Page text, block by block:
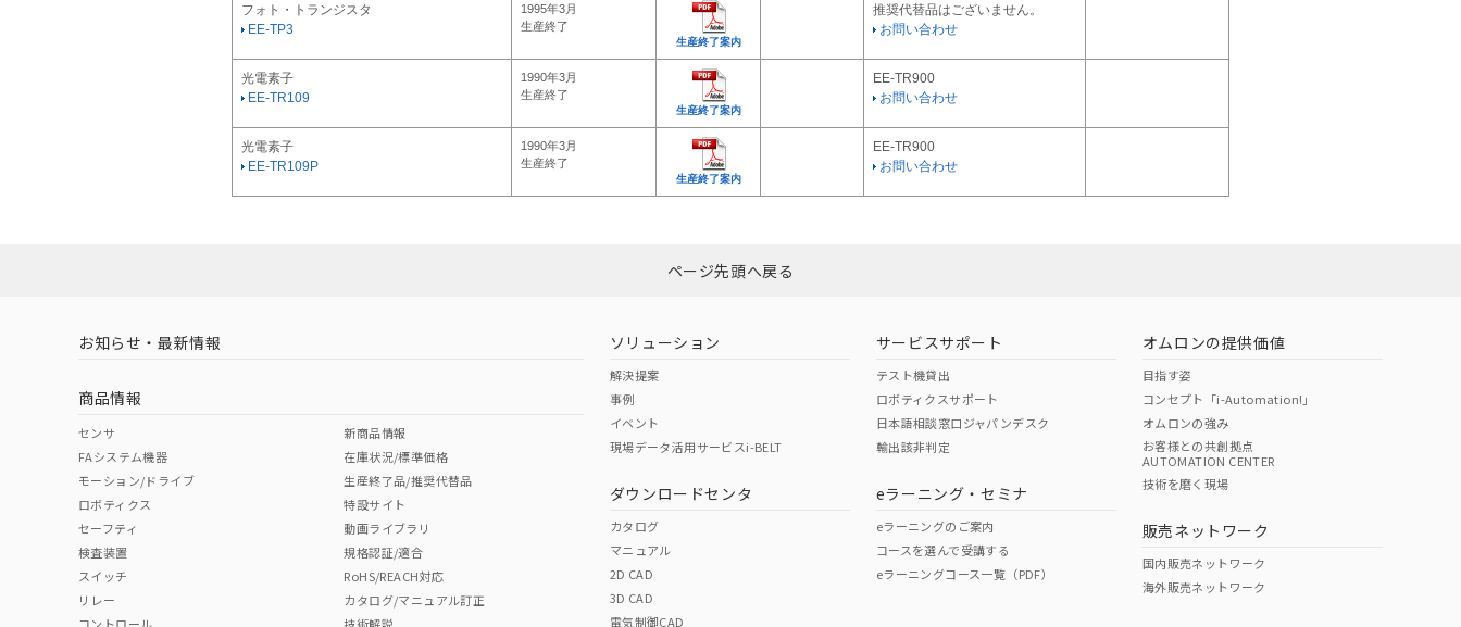
フォト・トランジスタ
EE-TP3
1995年3月
生産終了
生産終了案内
推奨代替品はございません。
お問い合わせ
光電素子
EE-TR109
1990年3月
生産終了
生産終了案内
EE-TR900
お問い合わせ
光電素子
EE-TR109P
1990年3月
生産終了
生産終了案内
EE-TR900
お問い合わせ
ページ先頭へ戻る
お知らせ・最新情報
商品情報
センサ
FAシステム機器
モーション/ドライブ
ロボティクス
セーフティ
検査装置
スイッチ
リレー
コントロール
新商品情報
在庫状況/標準価格
生産終了品/推奨代替品
特設サイト
動画ライブラリ
規格認証/適合
RoHS/REACH対応
カタログ/マニュアル訂正
技術解説
ソリューション
解決提案
事例
イベント
現場データ活用サービスi-BELT
ダウンロードセンタ
カタログ
マニュアル
2D CAD
3D CAD
電気制御CAD
サービスサポート
テスト機貸出
ロボティクスサポート
日本語相談窓口ジャパンデスク
輸出該非判定
eラーニング・セミナ
eラーニングのご案内
コースを選んで受講する
eラーニングコース一覧（PDF）
オムロンの提供価値
目指す姿
コンセプト「i-Automation!」
オムロンの強み
お客様との共創拠点
AUTOMATION CENTER
技術を磨く現場
販売ネットワーク
国内販売ネットワーク
海外販売ネットワーク